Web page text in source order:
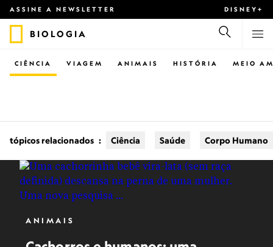
ASSINE A NEWSLETTER DISNEY+
BIOLOGIA
CIÊNCIA VIAGEM ANIMAIS HISTÓRIA MEIO
tópicos relacionados : Ciência Saúde Corpo Humano
ANIMAIS